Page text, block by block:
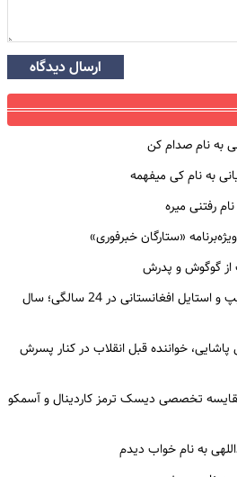
ارسال دیدگاه
به نام صدام کن
به نام کی میفهمه
رفتنی میره
«ستارگان خبرفوری»
از گوگوش و پدرش
سفر به گذشته؛ گوگوش با تیپ و استایل افغانستانی در 24 سالگی؛ سال
خواننده قبل انقلاب در کنار پسرش
تخصصی دیسک ترمز کاردینال و آسمکو
به نام خواب دیدم